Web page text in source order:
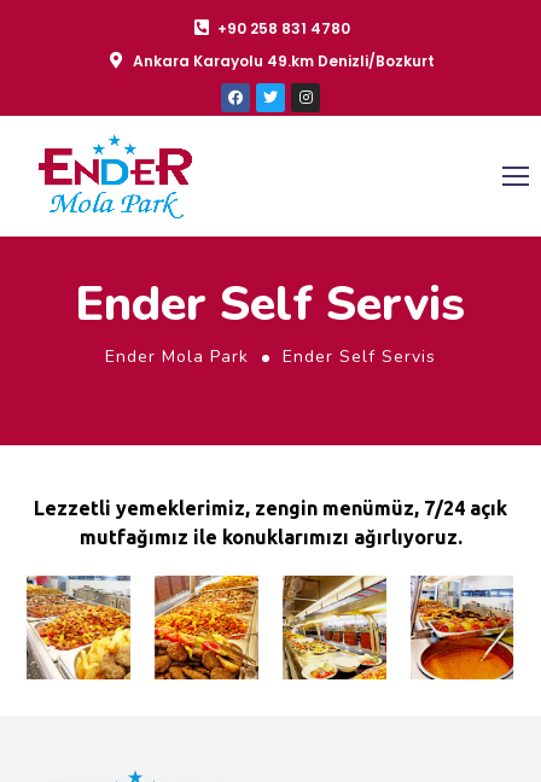
+90 258 831 4780
Ankara Karayolu 49.km Denizli/Bozkurt
Ender Self Servis
Ender Mola Park Ender Self Servis
Lezzetli yemeklerimiz, zengin menümüz, 7/24 açık
mutfağımız ile konuklarımızı ağırlıyoruz.